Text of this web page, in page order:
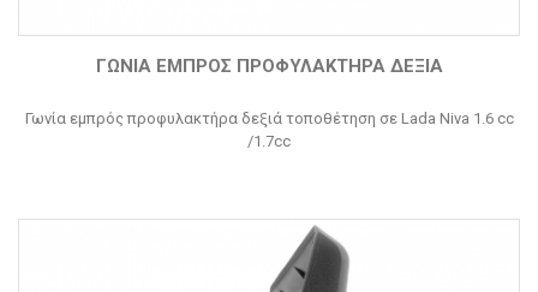
ΓΩΝΊΑ ΕΜΠΡΌΣ ΠΡΟΦΥΛΑΚΤΉΡΑ ΔΕΞΙΆ
Γωνία εμπρός προφυλακτήρα δεξιά τοποθέτηση σε Lada Niva 1.6 cc
/1.7cc